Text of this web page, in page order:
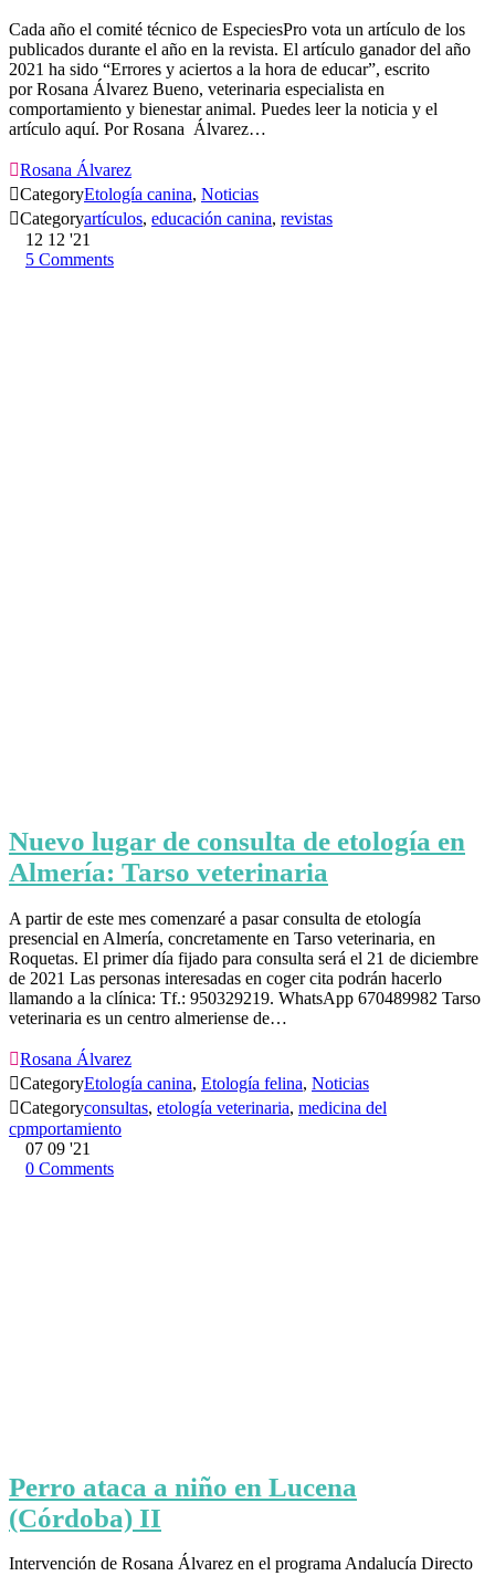
Cada año el comité técnico de EspeciesPro vota un artículo de los
publicados durante el año en la revista. El artículo ganador del año
2021 ha sido “Errores y aciertos a la hora de educar”, escrito
por Rosana Álvarez Bueno, veterinaria especialista en
comportamiento y bienestar animal. Puedes leer la noticia y el
artículo aquí. Por Rosana Álvarez…
Rosana Álvarez
CategoryEtología canina, Noticias
Categoryartículos, educación canina, revistas
12 12 '21
5 Comments
Nuevo lugar de consulta de etología en
Almería: Tarso veterinaria
A partir de este mes comenzaré a pasar consulta de etología
presencial en Almería, concretamente en Tarso veterinaria, en
Roquetas. El primer día fijado para consulta será el 21 de diciembre
de 2021 Las personas interesadas en coger cita podrán hacerlo
llamando a la clínica: Tf.: 950329219. WhatsApp 670489982 Tarso
veterinaria es un centro almeriense de…
Rosana Álvarez
CategoryEtología canina, Etología felina, Noticias
Categoryconsultas, etología veterinaria, medicina del
cpmportamiento
07 09 '21
0 Comments
Perro ataca a niño en Lucena
(Córdoba) II
Intervención de Rosana Álvarez en el programa Andalucía Directo